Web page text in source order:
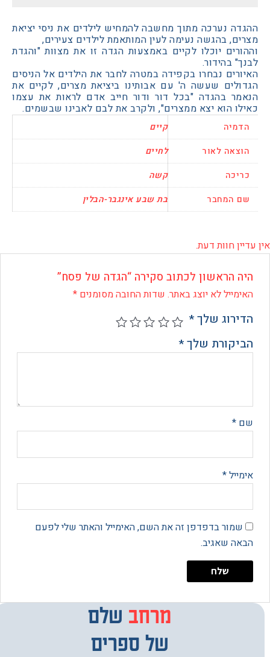
נערכה מתוך מחשבה להמחיש לילדים את ניסי יציאת
בהגשה נעימה לעין המותאמת לילדים צעירים,
יוכלו לקיים באמצעות הגדה זו את מצוות "והגדת
בהידור.
נבחרו בקפידה במטרה לחבר את הילדים אל הניסים
שעשה ה' עם אבותינו ביציאת מצרים, לקיים את
בהגדה "בכל דור ודור חייב אדם לראות את עצמו
הוא יצא ממצרים", ולקרב את לבם לאבינו שבשמים.
לאור
המחבר
בת שבע אינגבר-הבלין
חוות דעת.
הראשון לכתוב סקירה “הגדה של פסח”
לא יוצג באתר.שדות החובה מסומנים*
שלך*
שלך*
בדפדפן זה את השם, האימייל והאתר שלי לפעם
שאגיב.
מרחב
מבחרשלם
של ספרים